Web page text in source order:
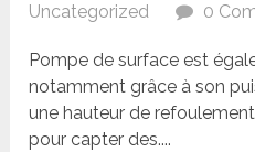
Uncategorized
0
Pompe de surface est
notamment grâce à son
une hauteur de
pour capter des....